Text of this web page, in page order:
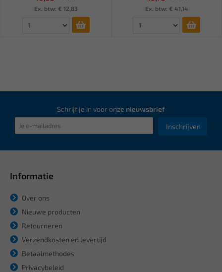
Ex. btw: € 12,83
Ex. btw: € 41,14
Schrijf je in voor onze nieuwsbrief
Inschrijven
Informatie
Over ons
Nieuwe producten
Retourneren
Verzendkosten en levertijd
Betaalmethodes
Privacybeleid